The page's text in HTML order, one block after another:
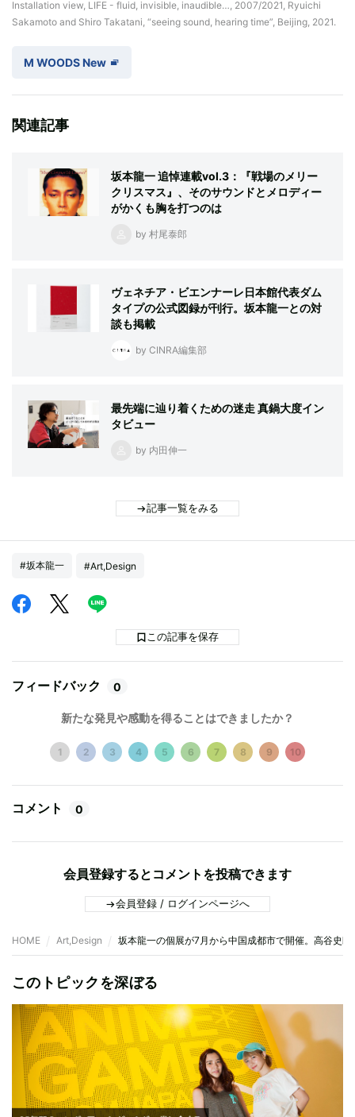
Installation view, LIFE - fluid, invisible, inaudible…, 2007/2021, Ryuichi
Sakamoto and Shiro Takatani, “seeing sound, hearing time”, Beijing, 2021.
M WOODS New
関連記事
坂本龍一 追悼連載vol.3：『戦場のメリー
クリスマス』、そのサウンドとメロディー
がかくも胸を打つのは
by 村尾泰郎
ヴェネチア・ビエンナーレ日本館代表ダム
タイプの公式図録が刊行。坂本龍一との対
談も掲載
by CINRA編集部
最先端に辿り着くための迷走 真鍋大度イン
タビュー
by 内田伸一
記事一覧をみる
#坂本龍一 #Art,Design
この記事を保存
フィードバック 0
新たな発見や感動を得ることはできましたか？
1 2 3 4 5 6 7 8 9 10
コメント 0
会員登録するとコメントを投稿できます
会員登録 / ログインページへ
HOME Art,Design 坂本龍一の個展が7月から中国成都市で開催。高谷史
このトピックを深ぼる